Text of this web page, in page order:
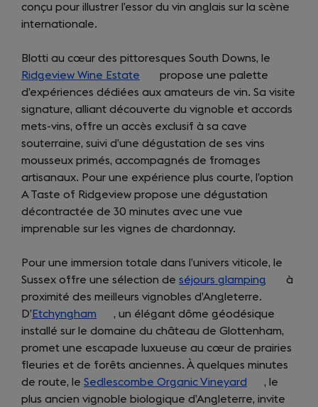
conçu pour illustrer l’essor du vin anglais sur la scène
internationale.
Blotti au cœur des pittoresques South Downs, le
Ridgeview Wine Estate (opens
in
a
new
tab)
propose une palette
d’expériences dédiées aux amateurs de vin. Sa visite
signature, alliant découverte du vignoble et accords
mets-vins, offre un accès exclusif à sa cave
souterraine, suivi d’une dégustation de ses vins
mousseux primés, accompagnés de fromages
artisanaux. Pour une expérience plus courte, l’option
A Taste of Ridgeview propose une dégustation
décontractée de 30 minutes avec une vue
imprenable sur les vignes de chardonnay.
Pour une immersion totale dans l’univers viticole, le
Sussex offre une sélection de séjours glamping (opens
a
new
tab)
à
proximité des meilleurs vignobles d’Angleterre.
D’ Etchyngham (opens
in
a
new
tab)
, un élégant dôme géodésique
installé sur le domaine du château de Glottenham,
promet une escapade luxueuse au cœur de prairies
fleuries et de forêts anciennes. À quelques minutes
de route, le Sedlescombe Organic Vineyard
(opens
in
, le
plus ancien vignoble biologique d’Angleterre, invite